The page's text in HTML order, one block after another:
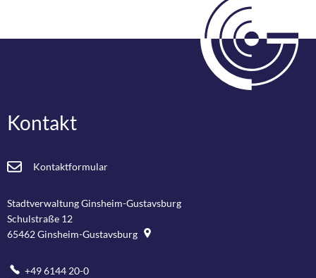
Kontakt
Kontaktformular
Stadtverwaltung Ginsheim-Gustavsburg
Schulstraße 12
65462Ginsheim-Gustavsburg
+49 6144 20-0